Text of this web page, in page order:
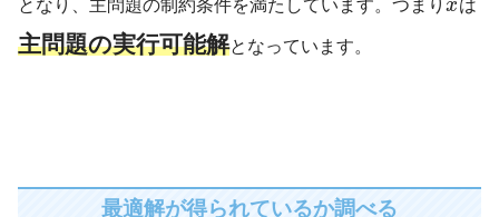
となり、主問題の制約条件を満たしています。つまり xは
主問題の実行可能解となっています。
最適解が得られているか調べる